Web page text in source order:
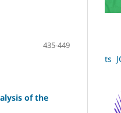
435-449
of the
ts